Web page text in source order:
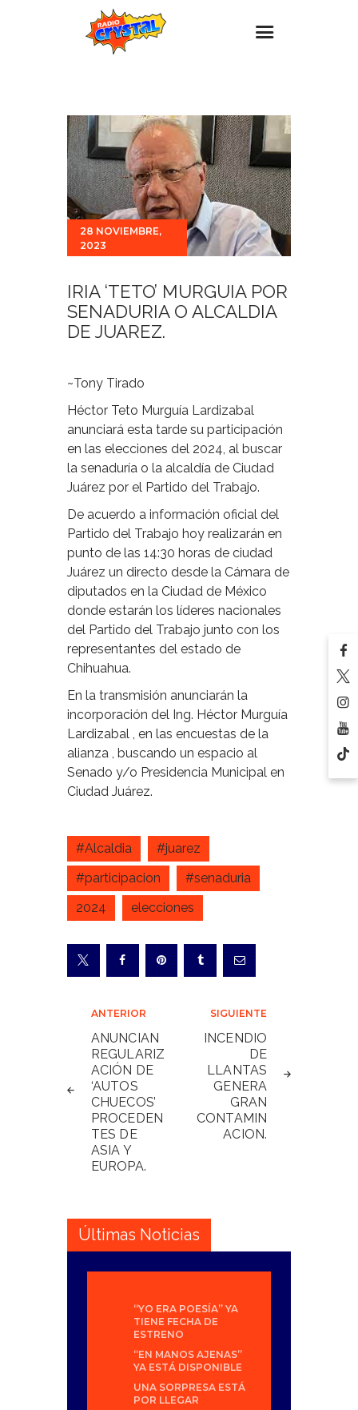
Estaciones
Eventos
Promociones
Noticias
Para ti
28 NOVIEMBRE,
2023
IRIA ‘TETO’ MURGUIA POR
SENADURIA O ALCALDIA
DE JUAREZ.
~Tony Tirado
Héctor Teto Murguía Lardizabal
anunciará esta tarde su participación
en las elecciones del 2024, al buscar
la senaduría o la alcaldía de Ciudad
Juárez por el Partido del Trabajo.
De acuerdo a información oficial del
Partido del Trabajo hoy realizarán en
punto de las 14:30 horas de ciudad
Juárez un directo desde la Cámara de
diputados en la Ciudad de México
donde estarán los líderes nacionales
del Partido del Trabajo junto con los
representantes del estado de
Chihuahua.
En la transmisión anunciarán la
incorporación del Ing. Héctor Murguía
Lardizabal , en las encuestas de la
alianza , buscando un espacio al
Senado y/o Presidencia Municipal en
Ciudad Juárez.
#Alcaldia
#juarez
#participacion
#senaduria
2024
elecciones
Navegación
de
entradas
ANTERIOR
ANUNCIAN
REGULARIZ
ACIÓN DE
‘AUTOS
CHUECOS’
PROCEDEN
TES DE
ASIA Y
EUROPA.
SIGUIENTE
INCENDIO
DE
LLANTAS
GENERA
GRAN
CONTAMIN
ACION.
Últimas Noticias
“YO ERA POESÍA” YA
TIENE FECHA DE
ESTRENO
“EN MANOS AJENAS”
YA ESTÁ DISPONIBLE
UNA SORPRESA ESTÁ
POR LLEGAR